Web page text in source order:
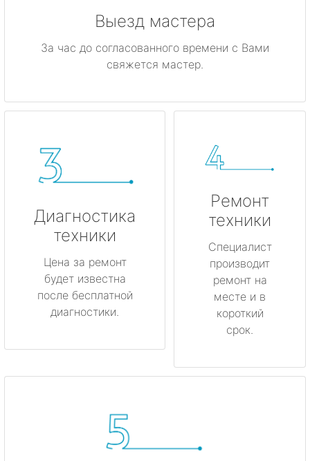
Выезд мастера
За час до согласованного времени с Вами
свяжется мастер.
Диагностика
техники
Цена за ремонт
будет известна
после бесплатной
диагностики.
Ремонт
техники
Специалист
производит
ремонт на
месте и в
короткий
срок.